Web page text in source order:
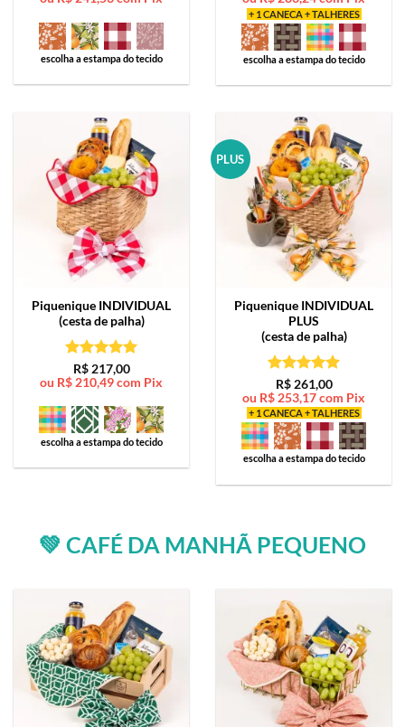
escolha a estampa do tecido
+ 1 CANECA + TALHERES
escolha a estampa do tecido
Piquenique INDIVIDUAL
(cesta de palha)
Avaliação5
de 5
R$217,00
ou R$ 210,49com Pix
escolha a estampa do tecido
PLUS
Piquenique INDIVIDUAL
PLUS
(cesta de palha)
Avaliação5
de 5
R$261,00
ou R$ 253,17com Pix
+ 1 CANECA + TALHERES
escolha a estampa do tecido
💚 CAFÉ DA MANHÃ PEQUENO